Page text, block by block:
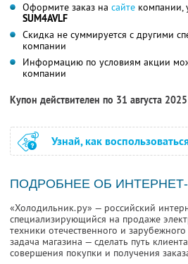
Оформите заказ на сайте компании,
SUM4AVLF
Скидка не суммируется с другими
компании
Информацию по условиям акции
компании
Купон действителен по 31 августа
Узнай, как
ПОДРОБНЕЕ ОБ
«Холодильник.ру» — российский
специализирующийся на продаже
техники отечественного и
задача магазина — сделать путь
совершения покупки и получения